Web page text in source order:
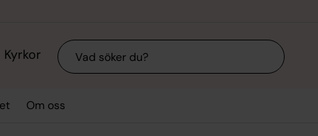
Kyrkor Sök
Om oss